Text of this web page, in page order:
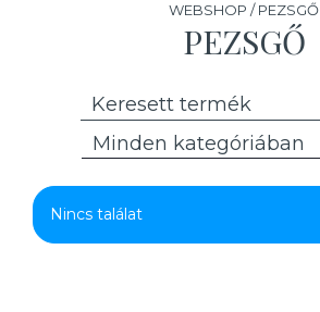
WEBSHOP / PEZSGŐ
PEZSGŐ
Minden kategóriában
Nincs találat